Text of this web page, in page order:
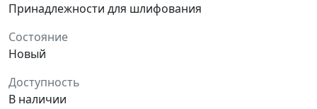
Принадлежности для шлифования
Состояние
Новый
Доступность
В наличии